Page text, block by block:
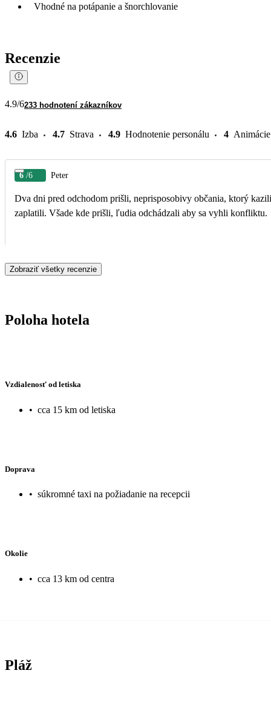
Vhodné na potápanie a šnorchlovanie
Recenzie
4.9/6233 hodnotení zákazníkov
4.6 Izba 4.7 Strava 4.9 Hodnotenie personálu 4 Animácie
6 /6 Peter
Dva dni pred odchodom prišli, neprisposobivy občania, ktorý
zaplatili. Všade kde prišli, ľudia odchádzali aby sa vyhli konfliktu.
Zobraziť všetky recenzie
Poloha hotela
Vzdialenosť od letiska
• cca 15 km od letiska
Doprava
• súkromné taxi na požiadanie na recepcii
Okolie
• cca 13 km od centra
Pláž